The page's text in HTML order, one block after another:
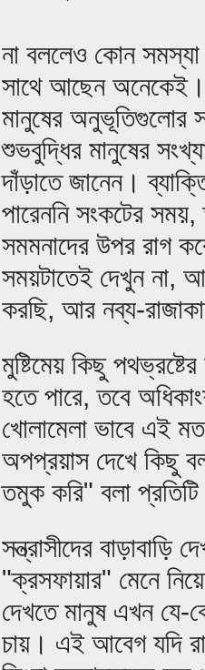
না বললেও কোন
সাথে আছেন অনেকেই।
মানুষের অনুভূতিগুলোর
শুভবুদ্ধির মানুষের
দাঁড়াতে জানেন।
পারেননি সংকটের
সমমনাদের উপর রাগ
সময়টাতেই দেখুন না,
করছি, আর নব্য-
মুষ্টিমেয় কিছু পথভ্রষ্টের
হতে পারে, তবে
খোলামেলা ভাবে এই
অপপ্রয়াস দেখে কিছু
তমুক করি" বলা প্রতিটি
সন্ত্রাসীদের বাড়াবাড়ি
"ক্রসফায়ার" মেনে
দেখতে মানুষ এখন যে-
চায়। এই আবেগ যদি